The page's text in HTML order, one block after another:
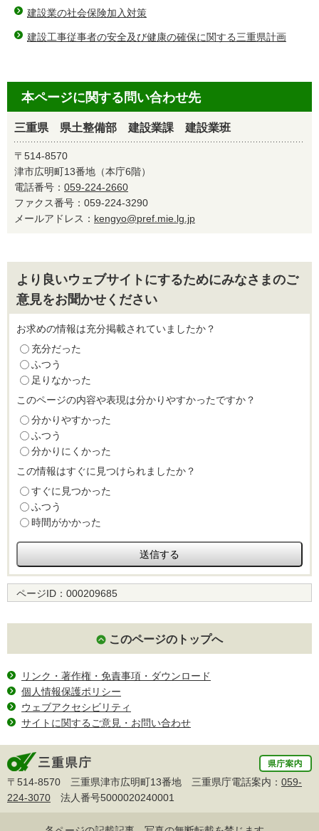
建設業の社会保険加入対策
建設工事従事者の安全及び健康の確保に関する三重県計画
本ページに関する問い合わせ先
三重県 県土整備部 建設業課 建設業班
〒514-8570
津市広明町13番地（本庁6階）
電話番号： 059-224-2660
ファクス番号：059-224-3290
メールアドレス： kengyo@pref.mie.lg.jp
より良いウェブサイトにするためにみなさまのご
意見をお聞かせください
お求めの情報は充分掲載されていましたか？
充分だった
ふつう
足りなかった
このページの内容や表現は分かりやすかったですか？
分かりやすかった
ふつう
分かりにくかった
この情報はすぐに見つけられましたか？
すぐに見つかった
ふつう
時間がかかった
ページID： 000209685
このページのトップへ
リンク・著作権・免責事項・ダウンロード
個人情報保護ポリシー
ウェブアクセシビリティ
サイトに関するご意見・お問い合わせ
〒514-8570 三重県津市広明町13番地 三重県庁電話案内： 059-
224-3070 法人番号5000020240001